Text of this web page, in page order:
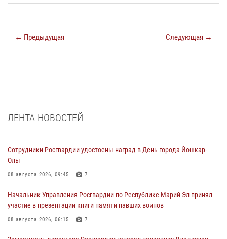
← Предыдущая Следующая →
ЛЕНТА НОВОСТЕЙ
Сотрудники Росгвардии удостоены наград в День города Йошкар-
Олы
08 августа 2026, 09:45 7
Начальник Управления Росгвардии по Республике Марий Эл принял
участие в презентации книги памяти павших воинов
08 августа 2026, 06:15 7